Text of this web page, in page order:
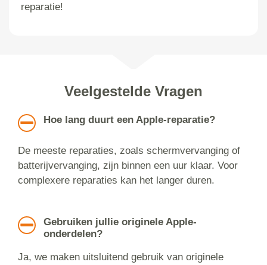
reparatie!
Veelgestelde Vragen
Hoe lang duurt een Apple-reparatie?
De meeste reparaties, zoals schermvervanging of
batterijvervanging, zijn binnen een uur klaar. Voor
complexere reparaties kan het langer duren.
Gebruiken jullie originele Apple-
onderdelen?
Ja, we maken uitsluitend gebruik van originele